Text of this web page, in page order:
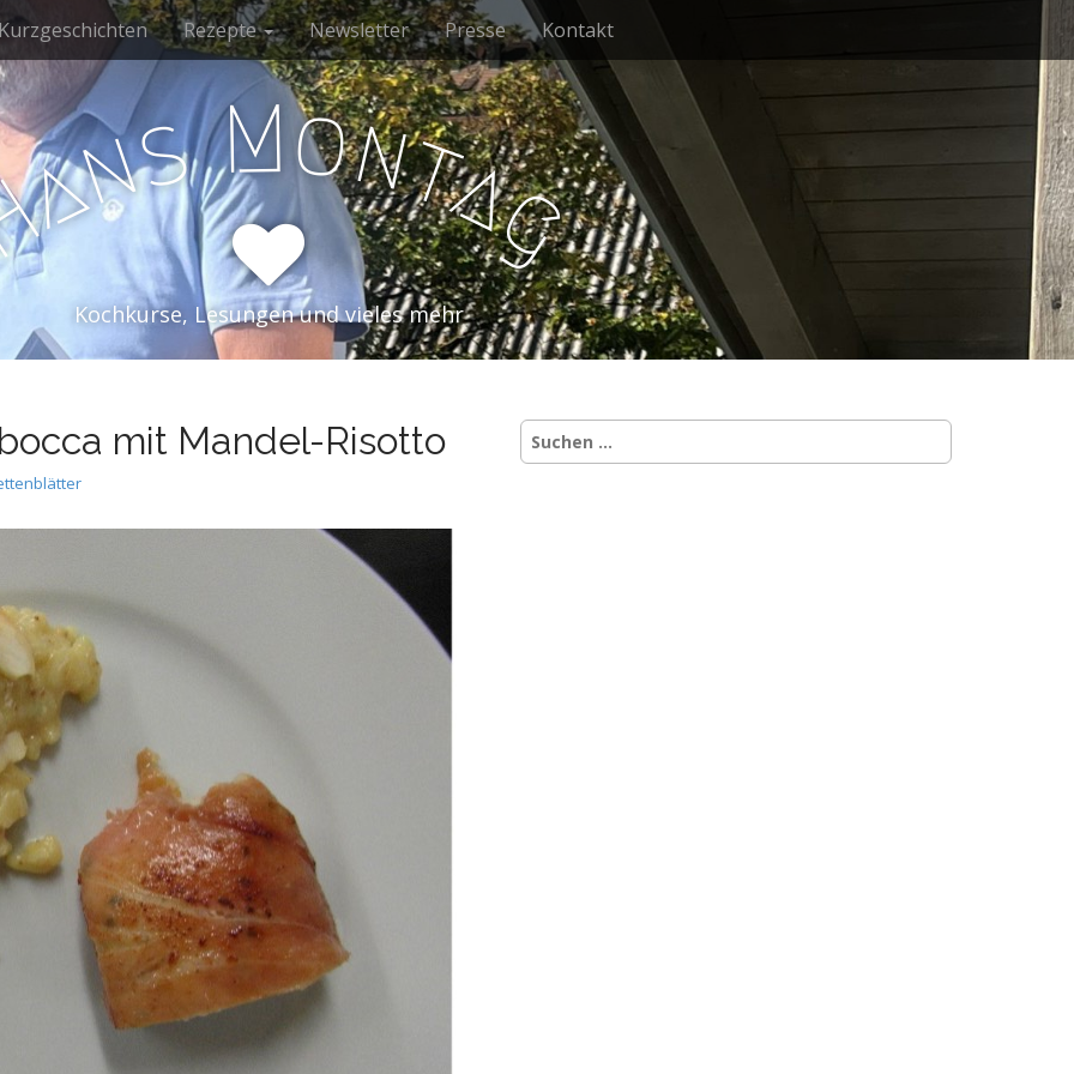
Kurzgeschichten Rezepte Newsletter Presse Kontakt
ans Montag
Kochkurse, Lesungen und vieles mehr
mit Mandel-Risotto
Suchen
nach: